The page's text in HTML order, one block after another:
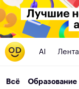
AI Лента
Всё Образование